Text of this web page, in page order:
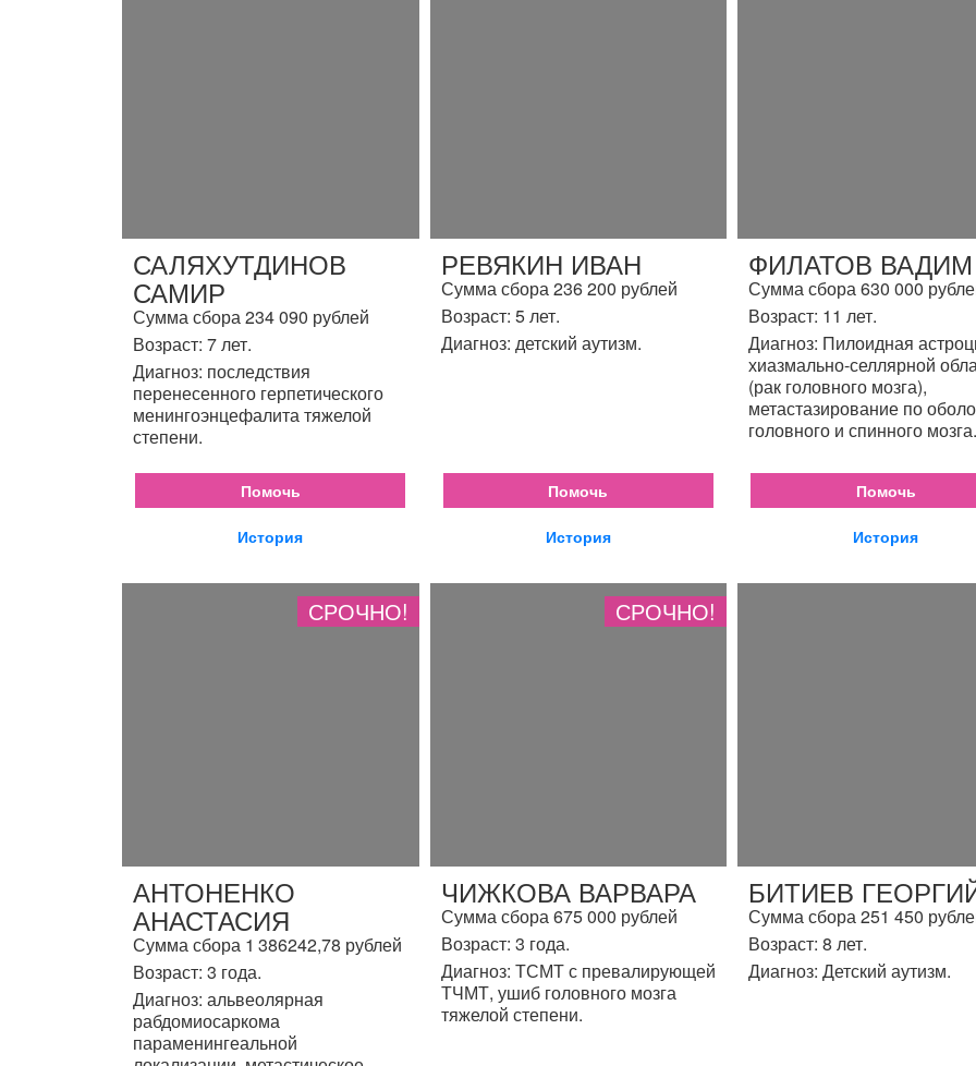
САЛЯХУТДИНОВ
САМИР
Сумма сбора 234 090 рублей
Возраст: 7 лет.
Диагноз: последствия
перенесенного герпетического
менингоэнцефалита тяжелой
степени.
Помочь
История
РЕВЯКИН ИВАН
Сумма сбора 236 200 рублей
Возраст: 5 лет.
Диагноз: детский аутизм.
Помочь
История
ФИЛАТОВ ВАДИМ
Сумма сбора 630 000
Возраст: 11 лет.
Диагноз: Пилоидная
хиазмально-селлярной
(рак головного мозга),
метастазирование по
головного и спинного мозга.
Помочь
История
СРОЧНО!
АНТОНЕНКО
АНАСТАСИЯ
Сумма сбора 1 386242,78 рублей
Возраст: 3 года.
Диагноз: альвеолярная
рабдомиосаркома
параменингеальной
СРОЧНО!
ЧИЖКОВА ВАРВАРА
Сумма сбора 675 000 рублей
Возраст: 3 года.
Диагноз: ТСМТ с превалирующей
ТЧМТ, ушиб головного мозга
тяжелой степени.
БИТИЕВ
Сумма сбора 251 450
Возраст: 8 лет.
Диагноз: Детский аутизм.